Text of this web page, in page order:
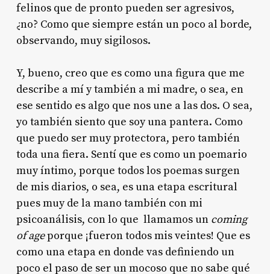
felinos que de pronto pueden ser agresivos,
¿no? Como que siempre están un poco al borde,
observando, muy sigilosos.
Y, bueno, creo que es como una figura que me
describe a mí y también a mi madre, o sea, en
ese sentido es algo que nos une a las dos. O sea,
yo también siento que soy una pantera. Como
que puedo ser muy protectora, pero también
toda una fiera. Sentí que es como un poemario
muy íntimo, porque todos los poemas surgen
de mis diarios, o sea, es una etapa escritural
pues muy de la mano también con mi
psicoanálisis, con lo que llamamos un coming
of ageporque ¡fueron todos mis veintes! Que es
como una etapa en donde vas definiendo un
poco el paso de ser un mocoso que no sabe qué